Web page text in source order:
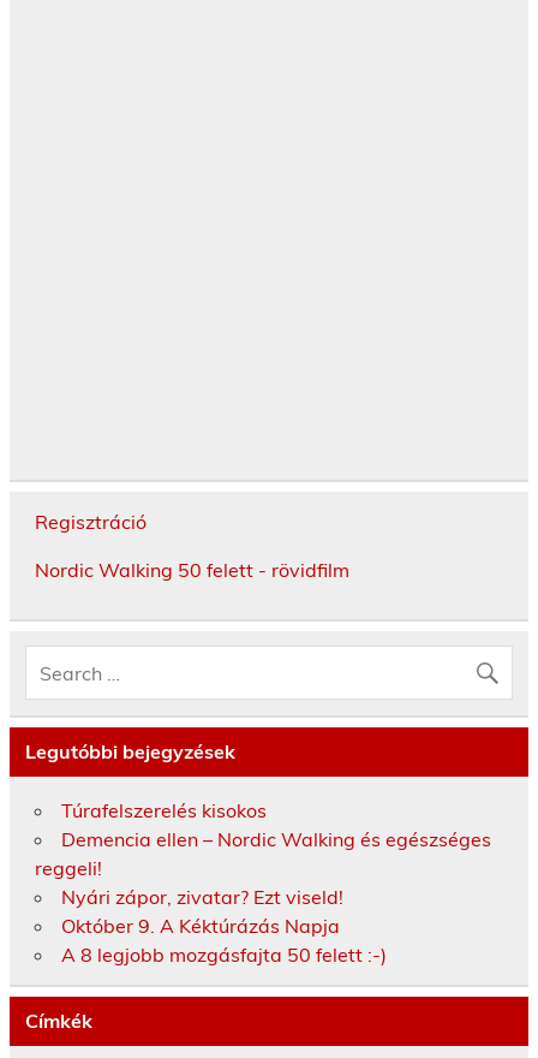
Regisztráció
Nordic Walking 50 felett - rövidfilm
Legutóbbi bejegyzések
Túrafelszerelés kisokos
Demencia ellen – Nordic Walking és egészséges
reggeli!
Nyári zápor, zivatar? Ezt viseld!
Október 9. A Kéktúrázás Napja
A 8 legjobb mozgásfajta 50 felett :-)
Címkék